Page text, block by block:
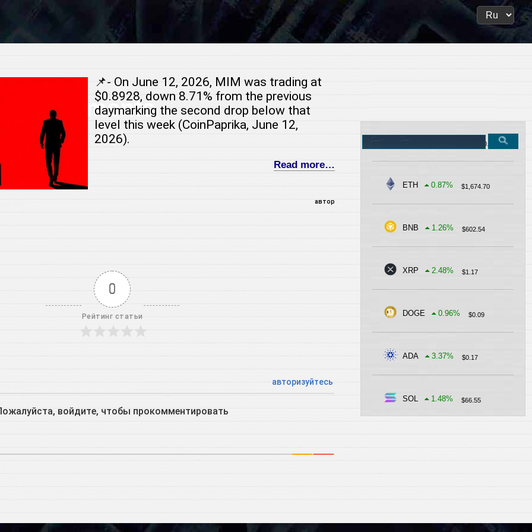
Search
on
the
Investments
📌- On June 12, 2026, MIM was trading at
$0.8928, down 8.71% from the previous
daymarking the second drop below that
level this week (CoinPaprika, June 12,
2026).
Read more…
автор
0
Рейтинг статьи
авторизуйтесь
войдите, чтобы прокомментировать
62,900.81
$1,674.70
ETH 0.87%
$602.54
BNB 1.26%
$1.17
XRP 2.48%
$0.09
DOGE 0.96%
$0.17
ADA 3.37%
$66.55
SOL 1.48%